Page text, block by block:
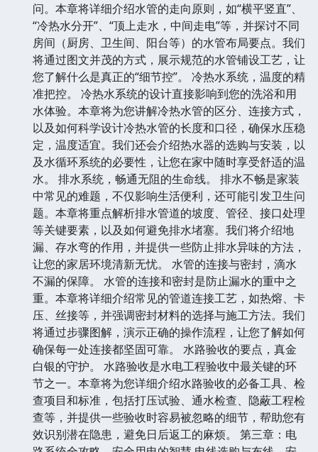
问。本章将详细介绍水管的走向原则，如“横平竖直”、
“冷热水分开”、“顶上走水，中间走电”等，并探讨不同
房间（厨房、卫生间、阳台等）的水管布局要点。我们
将通过图文并茂的方式，展示规范的水管铺设工艺，让
您了解什么是真正的“细节控”。 冷热水系统，温度的精
准把控。 冷热水系统的设计直接影响到您的洗浴和用
水体验。本章将为您讲解冷热水管的区分、连接方式，
以及如何科学设计冷热水管的长度和口径，确保水压稳
定，温度适宜。我们还会介绍热水器的选购与安装，以
及水循环系统的必要性，让您在家中随时享受舒适的温
水。 排水系统，畅通无阻的生命线。 排水不畅是家装
中常见的难题，不仅影响生活便利，还可能引发卫生问
题。本章将重点解析排水管道的坡度、管径、接口处理
等关键要素，以及如何避免排水堵塞。我们将介绍地
漏、存水弯的作用，并提供一些防止排水异味的方法，
让您的家居环境清新无忧。 水管的连接与密封，滴水
不漏的保障。 水管的连接和密封是防止漏水的重中之
重。本章将详细介绍常见的管道连接工艺，如热熔、卡
压、丝接等，并强调密封材料的选择与施工方法。我们
将通过步骤图解，演示正确的操作流程，让您了解如何
确保每一处连接都坚固可靠。 水路验收的要点，真金
白银的守护。 水路验收是水电工程验收中最关键的环
节之一。本章将为您详细介绍水路验收的必备工具、检
查项目和标准，包括打压试验、通水检查、隐蔽工程检
查等，并提供一些验收时容易被忽略的细节，帮助您有
效识别潜在隐患，避免日后返工的麻烦。 第三章：电